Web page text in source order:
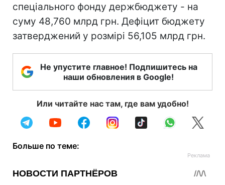
спеціального фонду держбюджету - на
суму 48,760 млрд грн. Дефіцит бюджету
затверджений у розмірі 56,105 млрд грн.
Не упустите главное! Подпишитесь на
наши обновления в Google!
Или читайте нас там, где вам удобно!
Больше по теме: